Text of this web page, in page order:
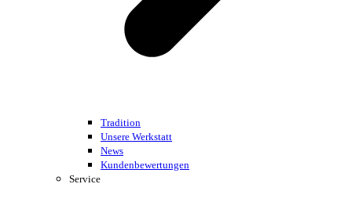
Tradition
Unsere Werkstatt
News
Kundenbewertungen
Service